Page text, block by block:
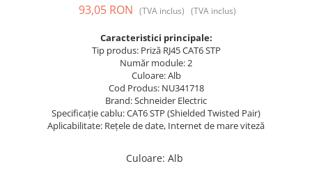
93,05 RON (TVA inclus) (TVA inclus)
Caracteristici principale:
Tip produs: Priză RJ45 CAT6 STP
Număr module: 2
Culoare: Alb
Cod Produs: NU341718
Brand: Schneider Electric
Specificație cablu: CAT6 STP (Shielded Twisted Pair)
Aplicabilitate: Rețele de date, Internet de mare viteză
Culoare: Alb